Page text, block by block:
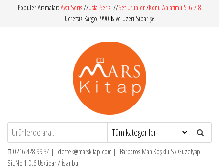
İçeriğePopüler Aramalar: Avcı Serisi//Usta Serisi //Set Ürünler/Konu Anlatımlı 5-6-7-8
Ücretsiz Kargo: 990 ₺ ve Üzeri Siparişe
Mars Kitap
İlköğretim – Orta Öğretim – Yardımcı
Kitaplar
0216 428 99 34 || destek@marskitap.com || Barbaros Mah.Köşklü Sk.Güzelyapı
Sit.No:1 D.6 Üsküdar / İstanbul